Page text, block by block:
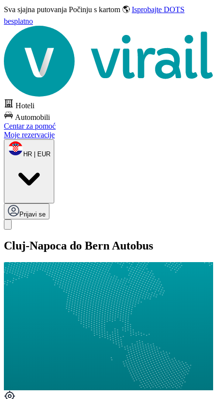
Sva sjajna putovanja Počinju s kartom 🌎 Isprobajte DOTS
besplatno
Hoteli
Automobili
Centar za pomoć
Moje rezervacije
HR | EUR
Prijavi se
Cluj-Napoca do Bern Autobus